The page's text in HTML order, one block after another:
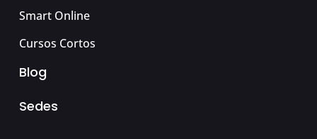
Smart Online
Cursos Cortos
Blog
Sedes